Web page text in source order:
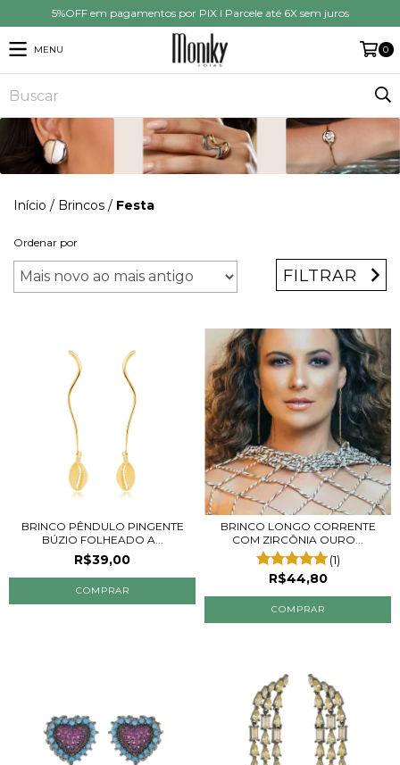
5%OFF em pagamentos por PIX I Parcele até 6X sem juros
MENU 0
Início / Brincos / Festa
Ordenar por
FILTRAR
BRINCO PÊNDULO PINGENTE
BÚZIO FOLHEADO A...
R$39,00
BRINCO LONGO CORRENTE
COM ZIRCÔNIA OURO...
(1)
R$44,80